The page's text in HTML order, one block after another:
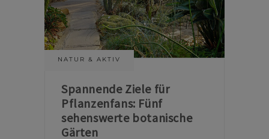
NATUR & AKTIV
Spannende Ziele für
Pflanzenfans: Fünf
sehenswerte botanische
Gärten